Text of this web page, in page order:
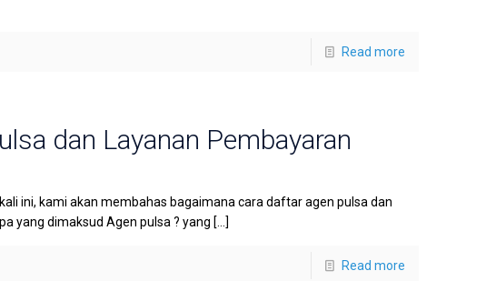
Read more
dan Layanan Pembayaran
ini, kami akan membahas bagaimana cara daftar agen pulsa dan
yang dimaksud Agen pulsa ? yang […]
Read more